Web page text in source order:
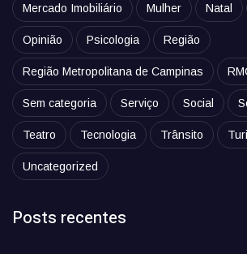
Mercado Imobiliário Mulher Natal
Opinião Psicologia Região
Região Metropolitana de Campinas
Sem categoria Serviço Social
Teatro Tecnologia Trânsito
Uncategorized
Posts recentes